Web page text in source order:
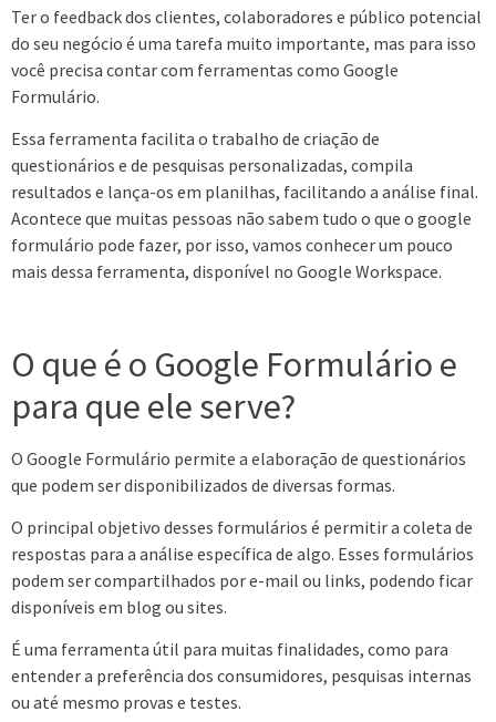
Ter o feedback dos clientes, colaboradores e público potencial
do seu negócio é uma tarefa muito importante, mas para isso
você precisa contar com ferramentas como Google
Formulário.
Essa ferramenta facilita o trabalho de criação de
questionários e de pesquisas personalizadas, compila
resultados e lança-os em planilhas, facilitando a análise final.
Acontece que muitas pessoas não sabem tudo o que o google
formulário pode fazer, por isso, vamos conhecer um pouco
mais dessa ferramenta, disponível no Google Workspace.
O que é o Google Formulário e
para que ele serve?
O Google Formulário permite a elaboração de questionários
que podem ser disponibilizados de diversas formas.
O principal objetivo desses formulários é permitir a coleta de
respostas para a análise específica de algo. Esses formulários
podem ser compartilhados por e-mail ou links, podendo ficar
disponíveis em blog ou sites.
É uma ferramenta útil para muitas finalidades, como para
entender a preferência dos consumidores, pesquisas internas
ou até mesmo provas e testes.